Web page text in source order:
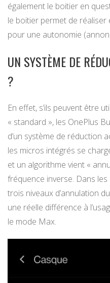
également le boitier en
le boitier permet de
pour une autonomie
UN SYSTÈME DE
?
En effet, s’ils peuvent être
« standard », les OnePlus
d’un système de réduction
les micros intégrés se
et un algorithme vient «
fréquence inverse. Dans
trois niveaux d’annulation
une réelle différence à
le mode Max.